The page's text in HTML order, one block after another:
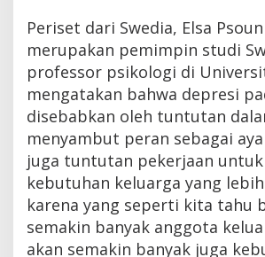
Periset dari Swedia, Elsa
merupakan pemimpin studi
professor psikologi di
mengatakan bahwa depresi
disebabkan oleh tuntutan
menyambut peran sebagai
juga tuntutan pekerjaan
kebutuhan keluarga yang
karena yang seperti kita tahu
semakin banyak anggota
akan semakin banyak juga